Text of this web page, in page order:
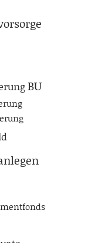
BU